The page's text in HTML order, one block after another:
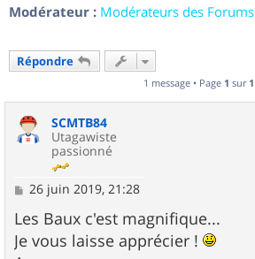
Modérateur : Modérateurs des Forums
Répondre
1 message • Page 1 sur 1
SCMTB84
Utagawiste
passionné
M
s
s
a
26 juin 2019, 21:28
Les Baux c'est magnifique...
Je vous laisse apprécier !